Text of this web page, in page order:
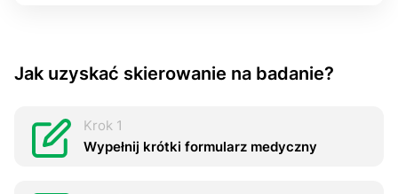
Jak uzyskać skierowanie na badanie?
Krok 1
Wypełnij krótki formularz medyczny